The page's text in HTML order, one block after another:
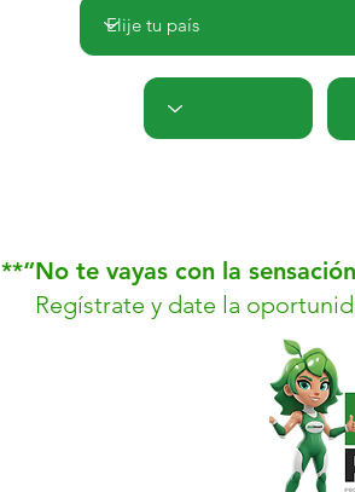
**“No te vayas con la
Regístrate y date la